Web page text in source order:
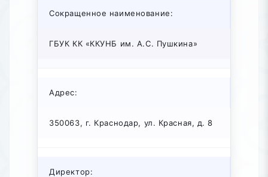
Сокращенное наименование:
ГБУК КК «ККУНБ им. А.С. Пушкина»
Адрес:
350063, г. Краснодар, ул. Красная, д. 8
Директор: